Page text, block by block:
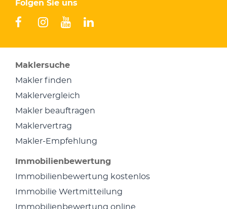
Folgen Sie uns
facebookinstagram
youtubelinkedin
Maklersuche
Makler finden
Maklervergleich
Makler beauftragen
Maklervertrag
Makler-Empfehlung
Immobilienbewertung
Immobilienbewertung kostenlos
Immobilie Wertmitteilung
Immobilienbewertung online